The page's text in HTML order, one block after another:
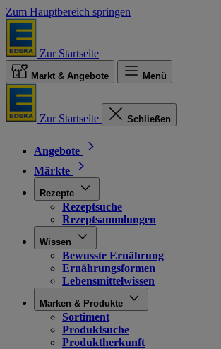
Zum Hauptbereich springen
Zur Startseite
Markt & Angebote Menü
Zur Startseite Schließen
Angebote
Märkte
Rezepte
Rezeptsuche
Rezeptsammlungen
Wissen
Bewusste Ernährung
Ernährungsformen
Lebensmittelwissen
Marken & Produkte
Sortiment
Produktsuche
Produktherkunft